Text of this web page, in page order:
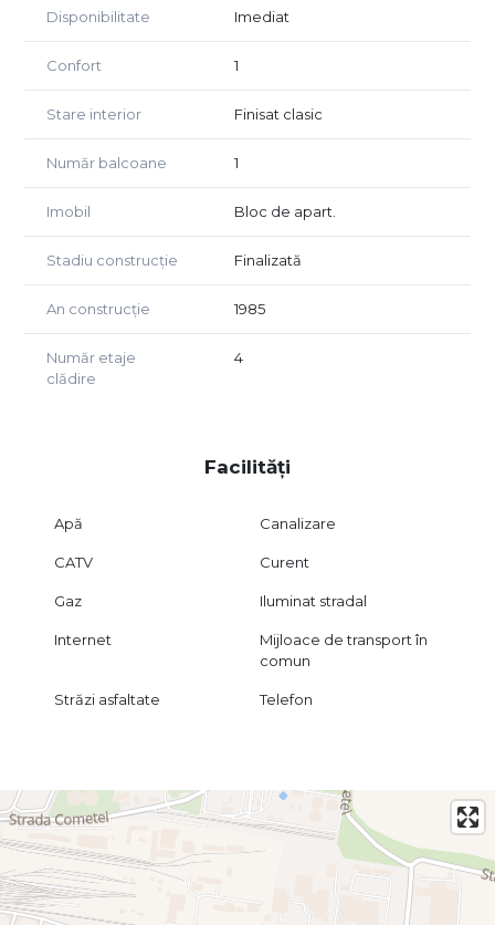
Disponibilitate Imediat
Confort 1
Stare interior Finisat clasic
Număr balcoane 1
Imobil Bloc de apart.
Stadiu construcție Finalizată
An construcție 1985
Număr etaje
clădire
4
Facilități
Apă Canalizare
CATV Curent
Gaz Iluminat stradal
Internet
Mijloace de transport în
comun
Străzi asfaltate Telefon